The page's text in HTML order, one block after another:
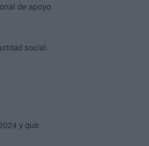
de apoyo
social.
y que